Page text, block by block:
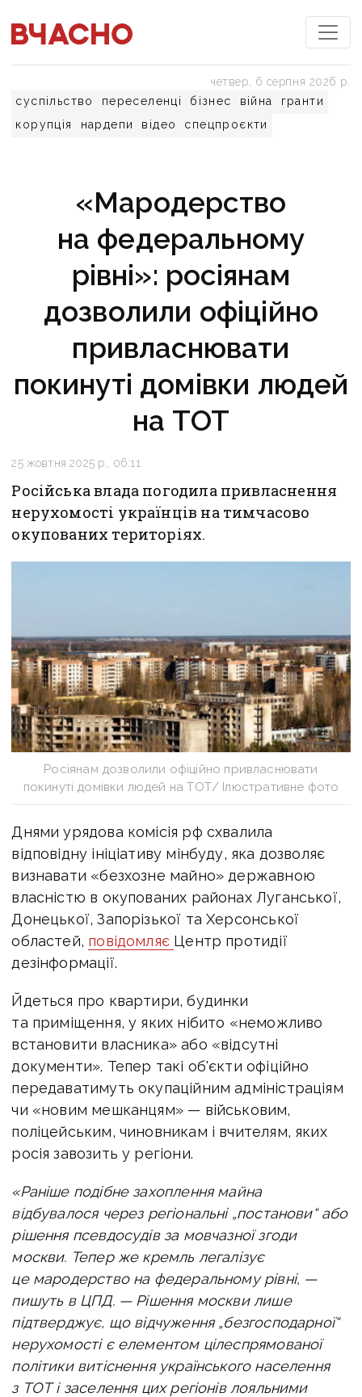
суспільство переселенці бізнес війна
гранти
корупція
нардепи відео спецпроєкти
четвер, 6 серпня 2026 р.
«Мародерство
на федеральному
рівні»: росіянам
дозволили офіційно
привласнювати
покинуті домівки людей
на ТОТ
25 жовтня 2025 р., 06:11
Російська влада погодила привласнення
нерухомості українців на тимчасово
окупованих територіях.
Росіянам дозволили офіційно привласнювати
покинуті домівки людей на ТОТ/ Ілюстративне фото
Днями урядова комісія рф схвалила
відповідну ініціативу мінбуду, яка дозволяє
визнавати «безхозне майно» державною
власністю в окупованих районах Луганської,
Донецької, Запорізької та Херсонської
областей, повідомляє Центр протидії
дезінформації.
Йдеться про квартири, будинки
та приміщення, у яких нібито «неможливо
встановити власника» або «відсутні
документи». Тепер такі об'єкти офіційно
передаватимуть окупаційним адміністраціям
чи «новим мешканцям» — військовим,
поліцейським, чиновникам і вчителям, яких
росія завозить у регіони.
«Раніше подібне захоплення майна
відбувалося через регіональні „постанови“ або
рішення псевдосудів за мовчазної згоди
москви. Тепер же кремль легалізує
це мародерство на федеральному рівні, —
пишуть в ЦПД. — Рішення москви лише
підтверджує, що відчуження „безгосподарної“
нерухомості є елементом цілеспрямованої
політики витіснення українського населення
з ТОТ і заселення цих регіонів лояльними